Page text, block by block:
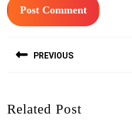
navigation
PREVIOUS
Related Post